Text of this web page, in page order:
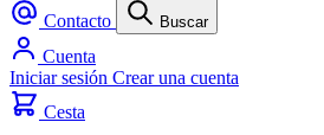
Contacto Buscar
Cuenta
Iniciar sesión Crear una cuenta
Cesta